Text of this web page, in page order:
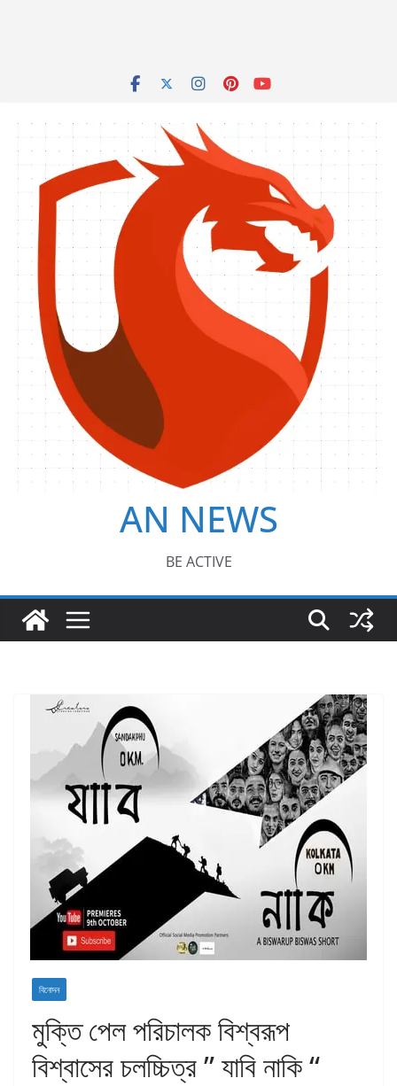
AN NEWS
BE ACTIVE
বিনোদন
মুক্তি পেল পরিচালক বিশ্বরূপ
বিশ্বাসের চলচ্চিত্র ” যাবি নাকি “